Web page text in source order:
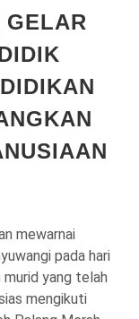
GELAR
mewarnai
pada hari
murid yang telah
mengikuti